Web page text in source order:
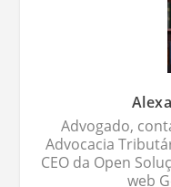
Advogado,
Advocacia
CEO da Open
web